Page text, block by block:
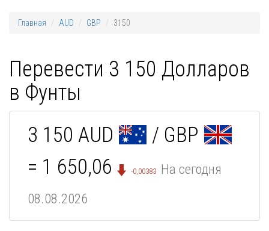
Главная AUD GBP 3150
Перевести 3 150 Долларов
в Фунты
3 150 AUD
/ GBP
= 1 650,06
-0,00383 На сегодня
08.08.2026